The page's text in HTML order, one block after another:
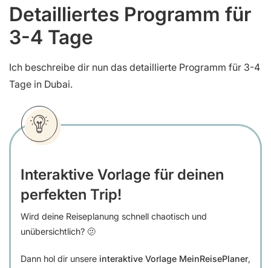
Detailliertes Programm für
3-4 Tage
Ich beschreibe dir nun das detaillierte Programm für 3-4
Tage in Dubai.
Interaktive Vorlage für deinen
perfekten Trip!
Wird deine Reiseplanung schnell chaotisch und
unübersichtlich? 🫤
Dann hol dir unsere interaktive Vorlage MeinReisePlaner,